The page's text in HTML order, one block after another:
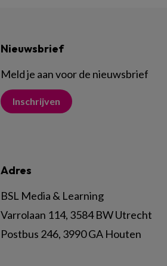
Nieuwsbrief
Meld je aan voor de nieuwsbrief
Inschrijven
Adres
BSL Media & Learning
Varrolaan 114, 3584 BW Utrecht
Postbus 246, 3990 GA Houten